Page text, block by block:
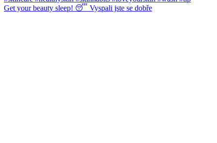
Get your beauty sleep! 😴 Vyspali jste se dobře